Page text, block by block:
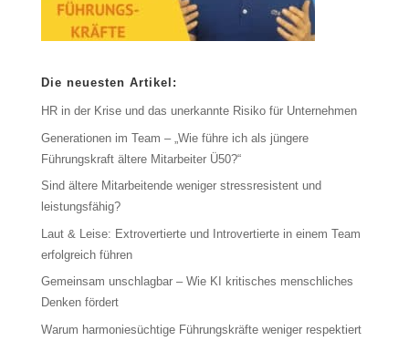
Die neuesten Artikel:
HR in der Krise und das unerkannte Risiko für Unternehmen
Generationen im Team – „Wie führe ich als jüngere
Führungskraft ältere Mitarbeiter Ü50?“
Sind ältere Mitarbeitende weniger stressresistent und
leistungsfähig?
Laut & Leise: Extrovertierte und Introvertierte in einem Team
erfolgreich führen
Gemeinsam unschlagbar – Wie KI kritisches menschliches
Denken fördert
Warum harmoniesüchtige Führungskräfte weniger respektiert